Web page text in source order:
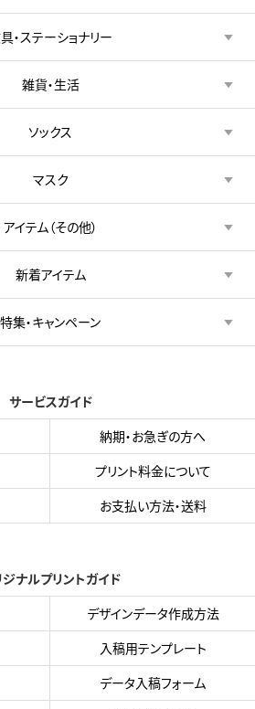
・ステーショナリー
雑貨・生活
ソックス
マスク
アイテム（その他）
新着アイテム
特集・キャンペーン
サービスガイド
納期・お急ぎの方へ
プリント料金について
お支払い方法・送料
ジナルプリントガイド
デザインデータ作成方法
入稿用テンプレート
データ入稿フォーム